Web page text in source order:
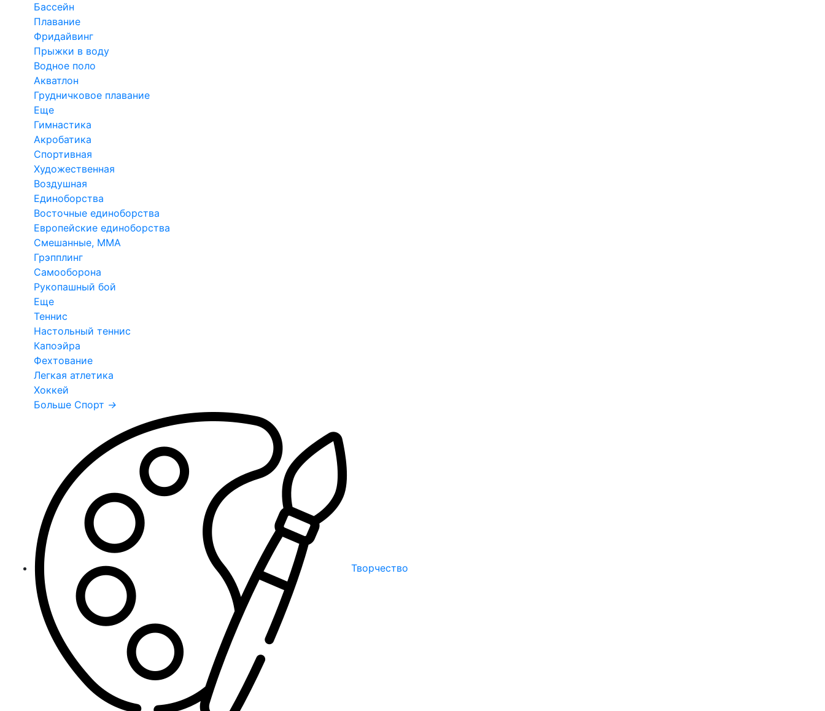
Бассейн
Плавание
Фридайвинг
Прыжки в воду
Водное поло
Акватлон
Грудничковое плавание
Еще
Гимнастика
Акробатика
Спортивная
Художественная
Воздушная
Единоборства
Восточные единоборства
Европейские единоборства
Смешанные, ММА
Грэпплинг
Самооборона
Рукопашный бой
Еще
Теннис
Настольный теннис
Капоэйра
Фехтование
Легкая атлетика
Хоккей
Больше Спорт →
Творчество